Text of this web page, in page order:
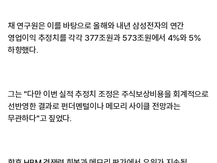
채 연구원은 이를 바탕으로 올해와 내년 삼성전자의 연간
영업이익 추정치를 각각 377조원과 573조원에서 4%와 5%
하향했다.
그는 "다만 이번 실적 추정치 조정은 주식보상비용을 회계적으로
선반영한 결과로 펀더멘털이나 메모리 사이클 전망과는
무관하다"고 짚었다.